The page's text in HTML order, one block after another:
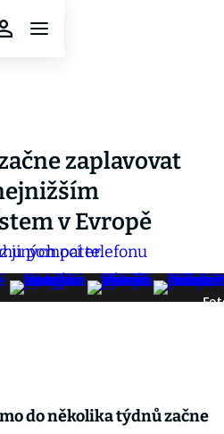
zaplavovat
v Evropě
do několika týdnů začne